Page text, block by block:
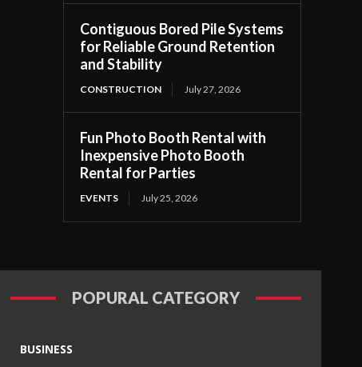
Contiguous Bored Pile Systems
for Reliable Ground Retention
and Stability
CONSTRUCTION July 27, 2026
Fun Photo Booth Rental with
Inexpensive Photo Booth
Rental for Parties
EVENTS July 25, 2026
POPURAL CATEGORY
BUSINESS